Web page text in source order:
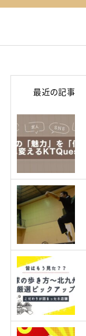
最近の記事